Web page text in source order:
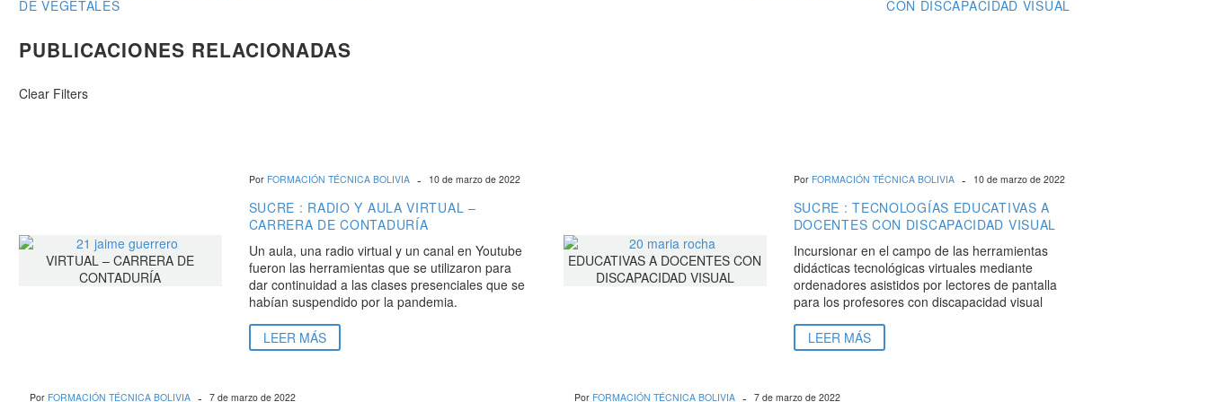
DE
ENTRADAS
DE VEGETALES
CON DISCAPACIDAD VISUAL
PUBLICACIONES RELACIONADAS
Clear Filters
Por FORMACIÓN TÉCNICA BOLIVIA - 10 de marzo de 2022
SUCRE : RADIO Y AULA VIRTUAL –
CARRERA DE CONTADURÍA
Un aula, una radio virtual y un canal en Youtube
fueron las herramientas que se utilizaron para
dar continuidad a las clases presenciales que se
habían suspendido por la pandemia.
LEER MÁS
Por FORMACIÓN TÉCNICA BOLIVIA - 10 de marzo de 2022
SUCRE : TECNOLOGÍAS EDUCATIVAS A
DOCENTES CON DISCAPACIDAD VISUAL
Incursionar en el campo de las herramientas
didácticas tecnológicas virtuales mediante
ordenadores asistidos por lectores de pantalla
para los profesores con discapacidad visual
LEER MÁS
Por FORMACIÓN TÉCNICA BOLIVIA - 7 de marzo de 2022 Por FORMACIÓN TÉCNICA BOLIVIA - 7 de marzo de 2022